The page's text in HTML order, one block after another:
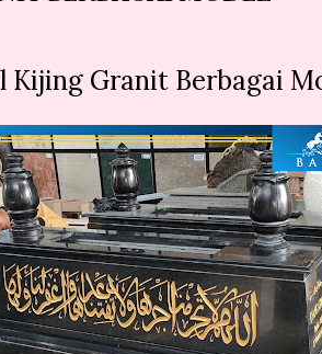
Kijing Granit Berbagai